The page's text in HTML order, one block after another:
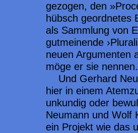
gezogen, den
hübsch geordnetes
als Sammlung von
gutmeinende
neuen Argumenten
möge er sie nennen.
Und Gerhard
hier in einem
unkundig oder
Neumann und Wolf
ein Projekt wie das